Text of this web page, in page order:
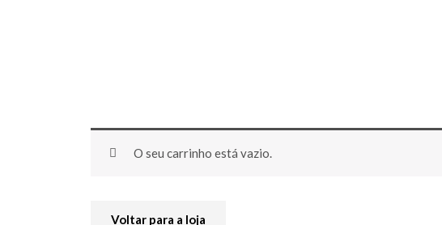
O seu carrinho está vazio.
Voltar para a loja